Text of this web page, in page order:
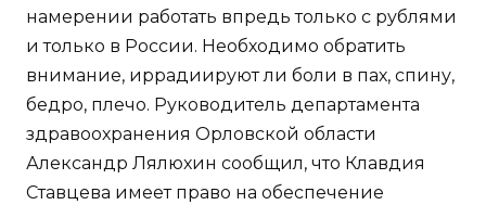
намерении работать впредь только с рублями
и только в России. Необходимо обратить
внимание, иррадиируют ли боли в пах, спину,
бедро, плечо. Руководитель департамента
здравоохранения Орловской области
Александр Лялюхин сообщил, что Клавдия
Ставцева имеет право на обеспечение